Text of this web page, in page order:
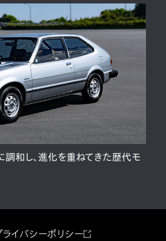
和し、進化を重ねてきた歴代モ
ライバシーポリシー